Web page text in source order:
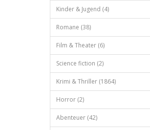
Kinder & Jugend (4)
Romane (38)
Film & Theater (6)
Science fiction (2)
Krimi & Thriller (1864)
Horror (2)
Abenteuer (42)